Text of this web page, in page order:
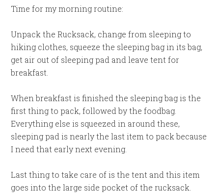
Time for my morning routine:
Unpack the Rucksack, change from sleeping to
hiking clothes, squeeze the sleeping bag in its bag,
get air out of sleeping pad and leave tent for
breakfast.
When breakfast is finished the sleeping bag is the
first thing to pack, followed by the foodbag.
Everything else is squeezed in around these,
sleeping pad is nearly the last item to pack because
I need that early next evening.
Last thing to take care of is the tent and this item
goes into the large side pocket of the rucksack.